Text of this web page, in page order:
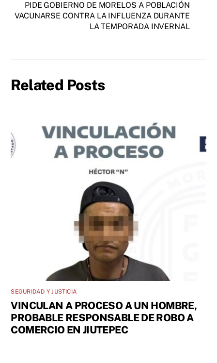
PIDE GOBIERNO DE MORELOS A POBLACIÓN
VACUNARSE CONTRA LA INFLUENZA DURANTE
LA TEMPORADA INVERNAL
Related Posts
SEGURIDAD Y JUSTICIA
VINCULAN A PROCESO A UN HOMBRE,
PROBABLE RESPONSABLE DE ROBO A
COMERCIO EN JIUTEPEC